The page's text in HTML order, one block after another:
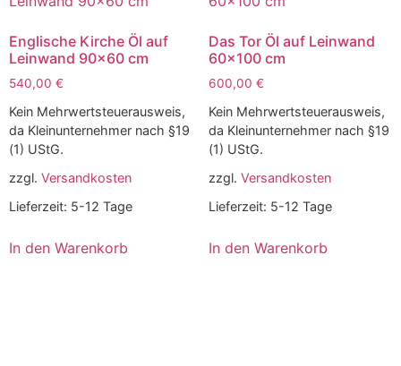
Englische Kirche Öl auf
Leinwand 90×60 cm
540,00 €
Kein Mehrwertsteuerausweis,
da Kleinunternehmer nach §19
(1) UStG.
zzgl. Versandkosten
Lieferzeit: 5-12 Tage
In den Warenkorb
Das Tor Öl auf Leinwand
60×100 cm
600,00 €
Kein Mehrwertsteuerausweis,
da Kleinunternehmer nach §19
(1) UStG.
zzgl. Versandkosten
Lieferzeit: 5-12 Tage
In den Warenkorb